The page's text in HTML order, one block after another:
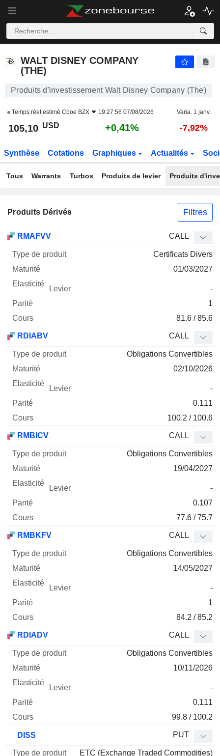
WALT DISNEY COMPANY
(THE)
Produits d'investissement Walt Disney Company (The)
Temps réel estimé Cboe BZX 19:27:56 07/08/2026 Varia. 1 janv.
105,10 USD +0,41% -7,92%
Synthèse Cotations Graphiques Actualités
Tous Warrants Turbos Produits de levier Produits
Produits Dérivés Filtres
Mnemo Type produit
Elasticité Levier Parité
RMAFVV CALL
Certificats Divers
01/03/2027
-
1
81.6 / 85.6
RDIABV CALL
Obligations Convertibles
02/10/2026
-
0.111
100.2 / 100.6
RMBICV CALL
Obligations Convertibles
19/04/2027
-
0.107
77.6 / 75.7
RMBKFV CALL
Obligations Convertibles
14/05/2027
-
1
84.2 / 85.2
RDIADV CALL
Obligations Convertibles
10/11/2026
-
0.111
99.8 / 100.2
DISS PUT
ETC (Exchange Traded Commodities)